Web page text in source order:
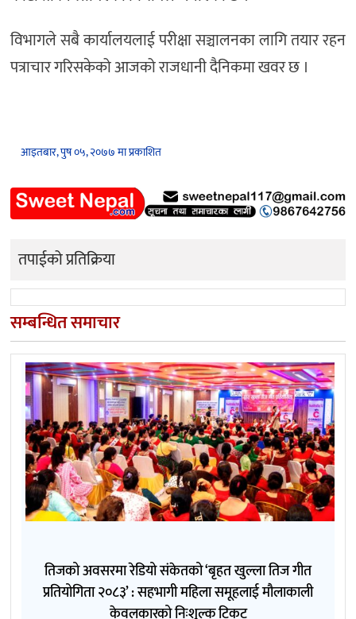
विभागले सबै कार्यालयलाई परीक्षा सञ्चालनका लागि तयार रहन
पत्राचार गरिसकेको आजको राजधानी दैनिकमा खवर छ ।
आइतबार, पुष ०५, २०७७ मा प्रकाशित
तपाईको प्रतिक्रिया
सम्बन्धित समाचार
तिजको अवसरमा रेडियो संकेतको ‘बृहत खुल्ला तिज गीत
प्रतियोगिता २०८३’ : सहभागी महिला समूहलाई मौलाकाली
केवलकारको निःशुल्क टिकट